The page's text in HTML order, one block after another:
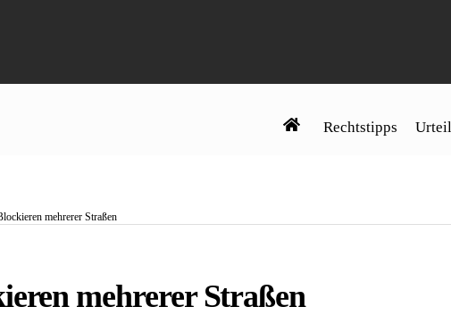
Rechtstipps
mehrerer Straßen
mehrerer Straßen